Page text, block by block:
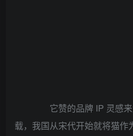
它赞的品牌 IP 灵感来
载，我国从宋代开始就将猫作